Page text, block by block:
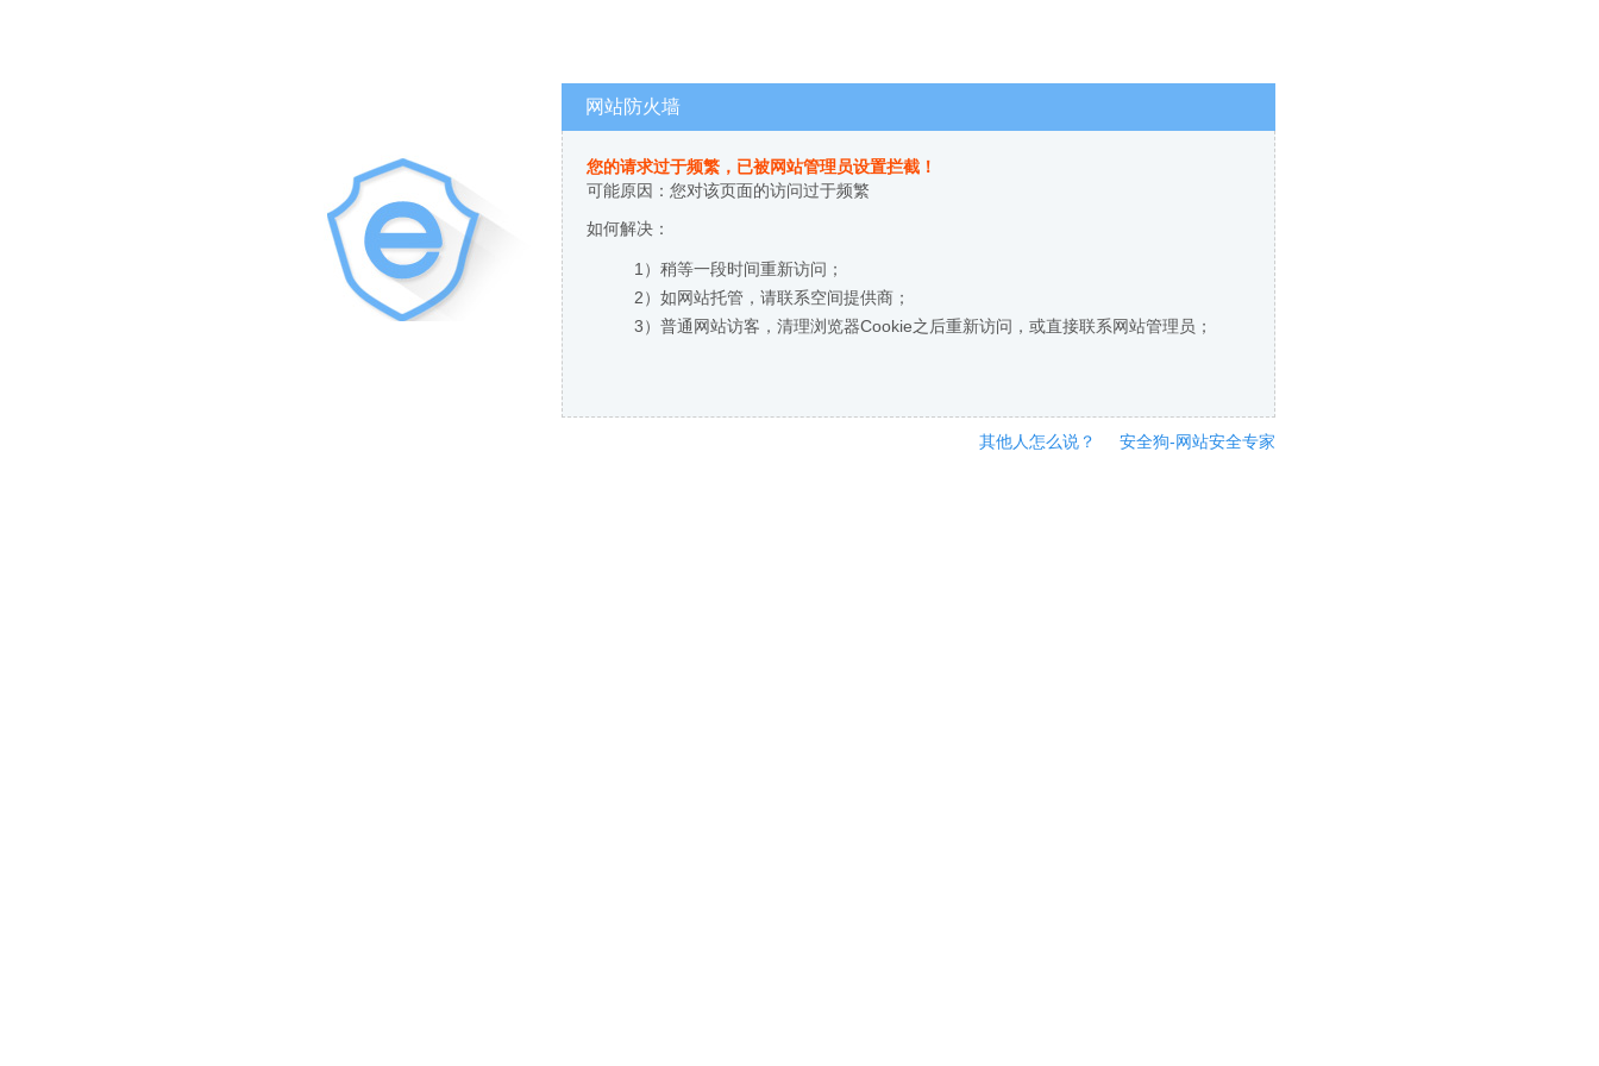
网站防火墙
您的请求过于频繁，已被网站管理员设置拦截！
可能原因：您对该页面的访问过于频繁
如何解决：
1）稍等一段时间重新访问；
2）如网站托管，请联系空间提供商；
3）普通网站访客，清理浏览器Cookie之后重新访问，或直接联系网站管理员；
其他人怎么说？ 安全狗-网站安全专家